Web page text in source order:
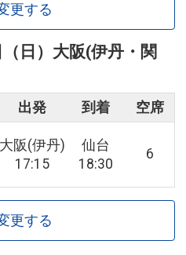
更する
日） 大阪(伊丹・関
出発 到着 空席
大阪(伊丹)
17:15
仙台
18:30
6
更する